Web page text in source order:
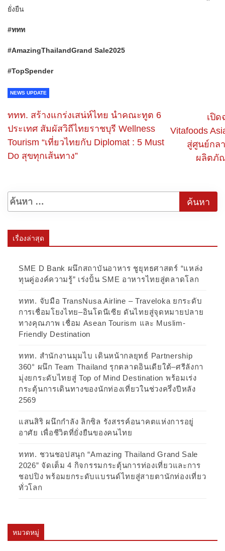
ยั่งยืน
#ททท
#AmazingThailandGrand Sale2025
#TopSpender
NEWS UPDATE
ททท. สร้างแกร่งเสน่ห์ไทย นำคณะทูต 6
ประเทศ สัมผัสวิถีไทยราชบุรี Wellness
Tourism “เที่ยวไทยกับ Diplomat : 5 Must
Do สุขทุกเส้นทาง”
เปิด
Vitafoods
สู่ศูนย์กล
ผลิตภั
เรื่องล่าสุด
SME D Bank ผนึกสถาบันอาหาร ชูยุทธศาสตร์ “แหล่ง
ทุนคู่องค์ความรู้” เร่งปั้น SME อาหารไทยสู่ตลาดโลก
ททท. จับมือ TransNusa Airline – Traveloka ยกระดับ
การเชื่อมโยงไทย–อินโดนีเซีย ดันไทยสู่จุดหมายปลาย
ทางคุณภาพ เชื่อม Asean Tourism และ Muslim-
Friendly Destination
ททท. สำนักงานมุมไบ เดินหน้ากลยุทธ์ Partnership
360° ผนึก Team Thailand รุกตลาดอินเดียใต้–ศรีลังกา
มุ่งยกระดับไทยสู่ Top of Mind Destination พร้อมเร่ง
กระตุ้นการเดินทางของนักท่องเที่ยวในช่วงครึ่งปีหลัง
2569
แสนสิริ ผนึกกำลัง ลิกซิล รังสรรค์อนาคตแห่งการอยู่
อาศัย เพื่อชีวิตที่ยั่งยืนของคนไทย
ททท. ชวนชอปสนุก “Amazing Thailand Grand Sale
2026” จัดเต็ม 4 กิจกรรมกระตุ้นการท่องเที่ยวและการ
ชอปปิง พร้อมยกระดับแบรนด์ไทยสู่สายตานักท่องเที่ยว
ทั่วโลก
หมวดหมู่